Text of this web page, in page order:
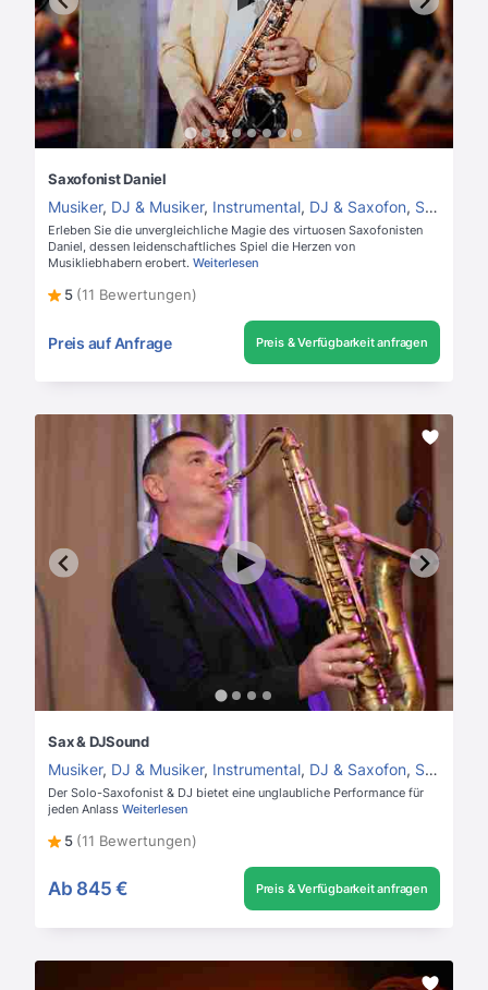
Saxofonist Daniel
Musiker, DJ & Musiker, Instrumental, DJ & Saxofon, Saxofonist
Erleben Sie die unvergleichliche Magie des virtuosen Saxofonisten
Daniel, dessen leidenschaftliches Spiel die Herzen von
Musikliebhabern erobert. Weiterlesen
5 (11 Bewertungen)
Preis auf Anfrage Preis & Verfügbarkeit anfragen
Sax & DJSound
Musiker, DJ & Musiker, Instrumental, DJ & Saxofon, Saxofonist
Der Solo-Saxofonist & DJ bietet eine unglaubliche Performance für
jeden Anlass Weiterlesen
5 (11 Bewertungen)
Ab 845 € Preis & Verfügbarkeit anfragen